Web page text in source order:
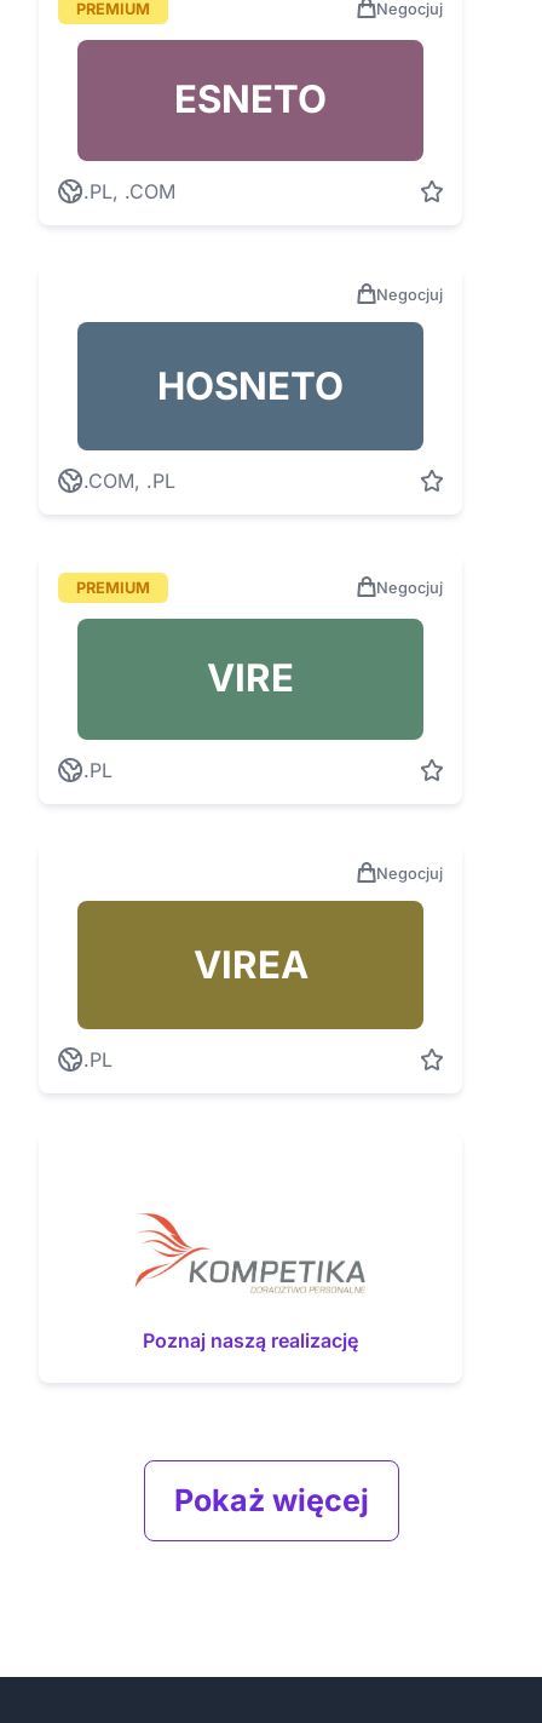
PREMIUM Negocjuj
ESNETO
.PL, .COM
Negocjuj
HOSNETO
.COM, .PL
PREMIUM Negocjuj
VIRE
.PL
Negocjuj
VIREA
.PL
Poznaj naszą realizację
Pokaż więcej